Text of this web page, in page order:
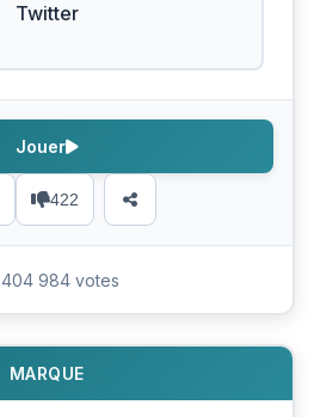
Twitter
422
Jouer
404 984 votes
MARQUE